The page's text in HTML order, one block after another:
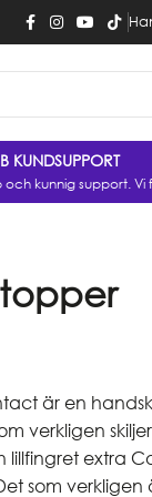
KUNDSUPPORT
och kunnig support. Vi
är en
verkligen
lillfingret extra
som verkligen